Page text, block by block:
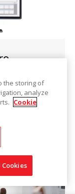
the storing of
analyze
Cookie